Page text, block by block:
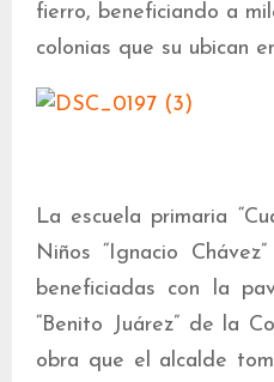
fierro, beneficiando a
colonias que su ubican
La escuela primaria
Niños “Ignacio
beneficiadas con la
“Benito Juárez” de la
obra que el alcalde